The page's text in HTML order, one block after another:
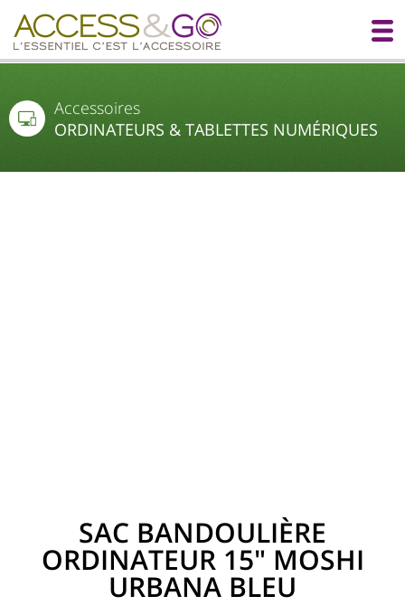
Accessoires
ORDINATEURS & TABLETTES NUMÉRIQUES
SAC BANDOULIÈRE
ORDINATEUR 15" MOSHI
URBANA BLEU